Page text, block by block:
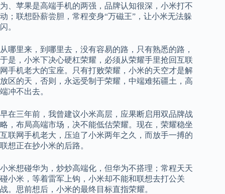
为、苹果是高端手机的两强，品牌认知很深，小米打不
动；联想卧薪尝胆，常程变身“万磁王”，让小米无法躲
闪。
从哪里来，到哪里去，没有容易的路，只有熟悉的路，
于是，小米下决心硬杠荣耀，必须从荣耀手里抢回互联
网手机老大的宝座。只有打败荣耀，小米的天空才是解
放区的天，否则，永远受制于荣耀，中端难拓疆土，高
端冲不出去。
早在三年前，我曾建议小米高层，应果断启用双品牌战
略，布局高端市场，决不能低估荣耀。现在，荣耀稳坐
互联网手机老大，压迫了小米两年之久，而放手一搏的
联想正在抄小米的后路。
小米想碰华为，炒炒高端化，但华为不搭理；常程天天
碰小米，等着雷军上钩，小米却不能和联想去打公关
战。思前想后，小米的最终目标直指荣耀。